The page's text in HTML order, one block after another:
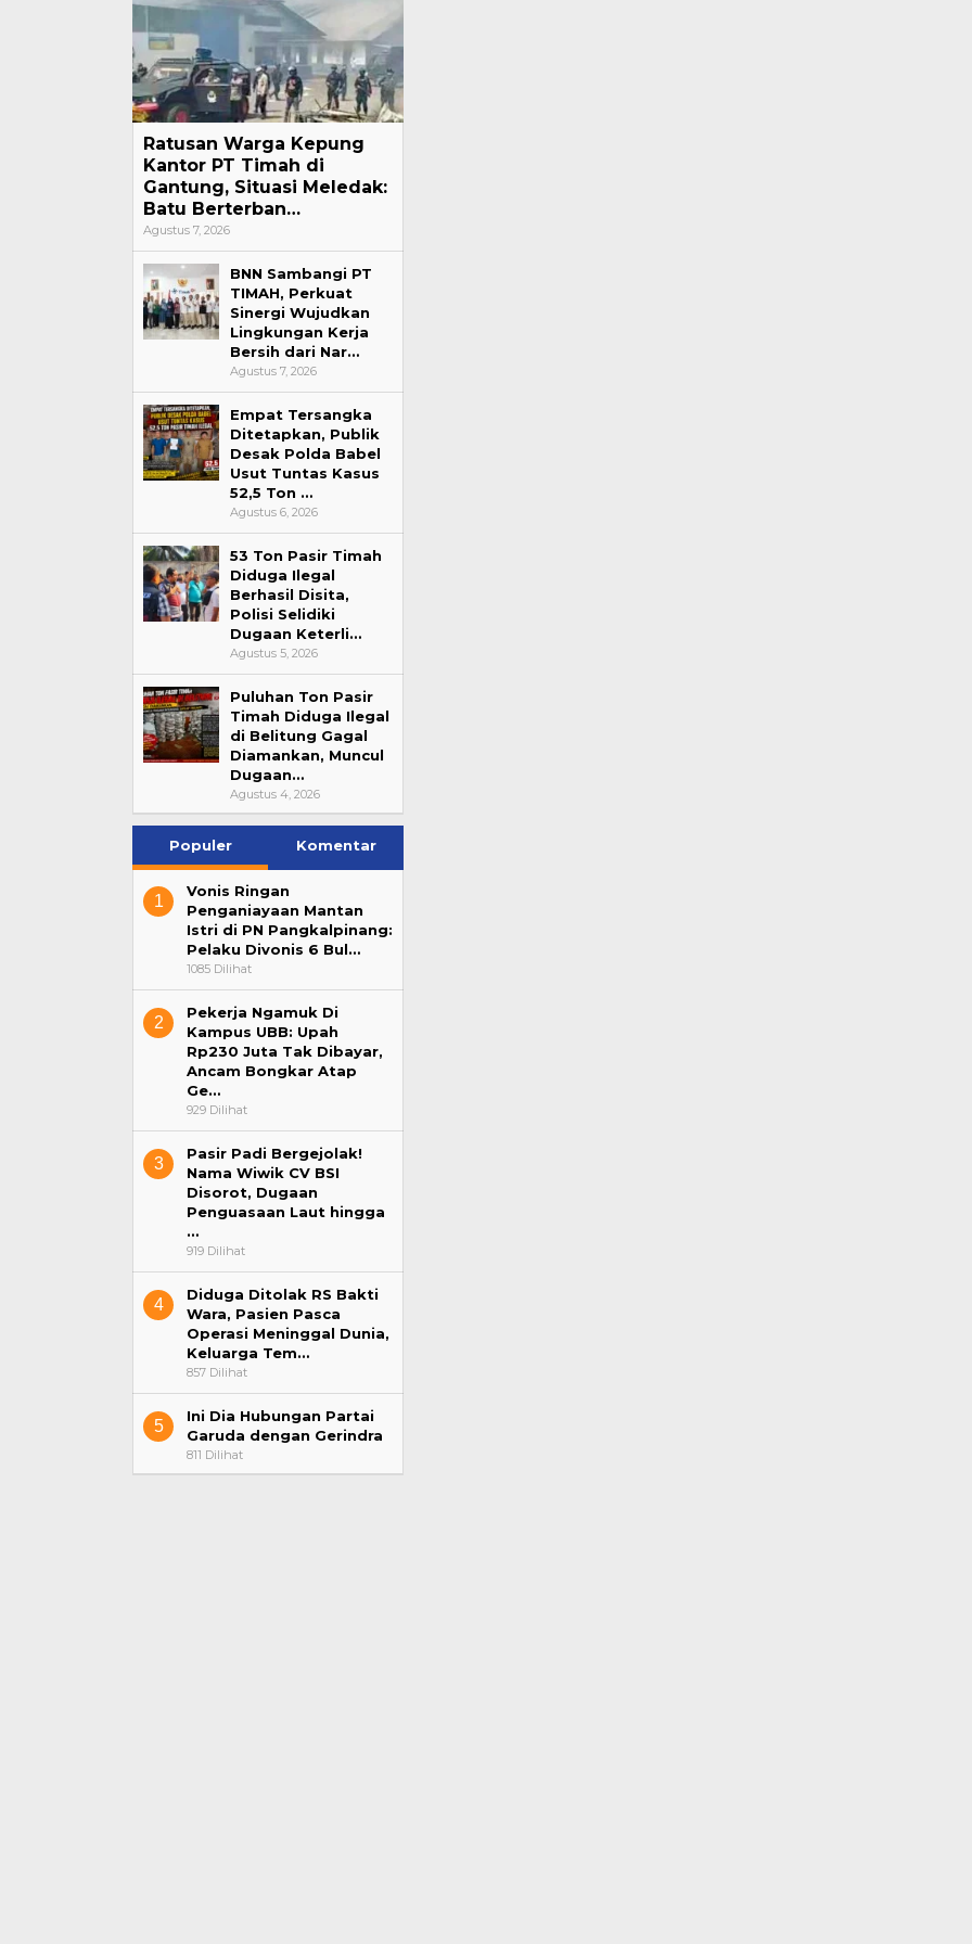
Ratusan Warga Kepung
Kantor PT Timah di
Gantung, Situasi Meledak:
Batu Berterban…
Agustus 7, 2026
BNN Sambangi PT
TIMAH, Perkuat
Sinergi Wujudkan
Lingkungan Kerja
Bersih dari Nar…
Agustus 7, 2026
Empat Tersangka
Ditetapkan, Publik
Desak Polda Babel
Usut Tuntas Kasus
52,5 Ton …
Agustus 6, 2026
53 Ton Pasir Timah
Diduga Ilegal
Berhasil Disita,
Polisi Selidiki
Dugaan Keterli…
Agustus 5, 2026
Puluhan Ton Pasir
Timah Diduga Ilegal
di Belitung Gagal
Diamankan, Muncul
Dugaan…
Agustus 4, 2026
Populer Komentar
1
Vonis Ringan
Penganiayaan Mantan
Istri di PN Pangkalpinang:
Pelaku Divonis 6 Bul…
1085 Dilihat
2
Pekerja Ngamuk Di
Kampus UBB: Upah
Rp230 Juta Tak Dibayar,
Ancam Bongkar Atap
Ge…
929 Dilihat
3
Pasir Padi Bergejolak!
Nama Wiwik CV BSI
Disorot, Dugaan
Penguasaan Laut hingga
…
919 Dilihat
4
Diduga Ditolak RS Bakti
Wara, Pasien Pasca
Operasi Meninggal Dunia,
Keluarga Tem…
857 Dilihat
5
Ini Dia Hubungan Partai
Garuda dengan Gerindra
811 Dilihat
Ini Dia Hubungan Partai Garuda